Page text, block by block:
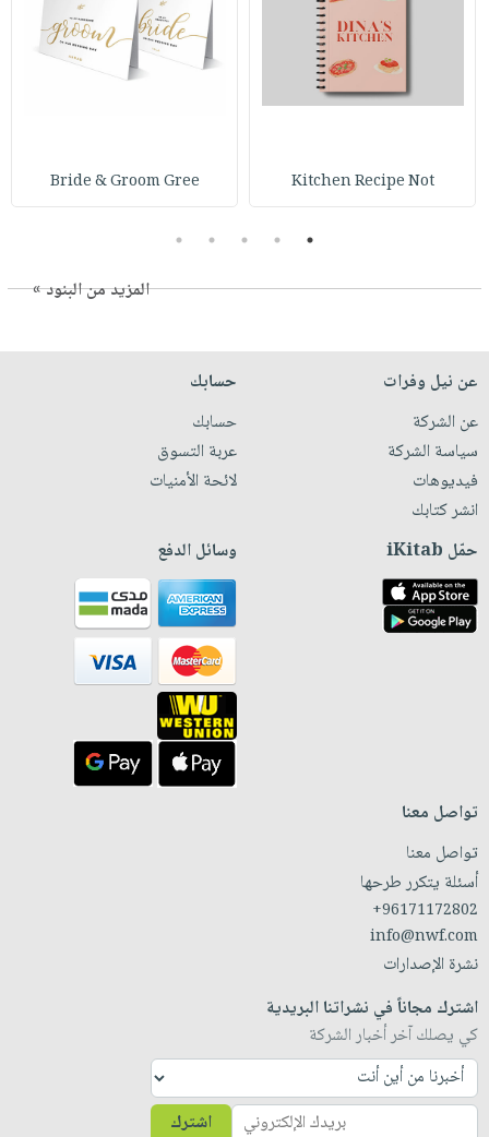
Kitchen Recipe Not
Bride & Groom Gree
1
2
3
4
5
المزيد من البنود »
عن نيل وفرات
عن الشركة
سياسة الشركة
فيديوهات
انشر كتابك
حسابك
حسابك
عربة التسوق
لائحة الأمنيات
حمّل iKitab وسائل الدفع
تواصل معنا
تواصل معنا
أسئلة يتكرر طرحها
+96171172802
info@nwf.com
نشرة الإصدارات
اشترك مجاناً في نشراتنا البريدية
كي يصلك آخر أخبار الشركة
اشترك